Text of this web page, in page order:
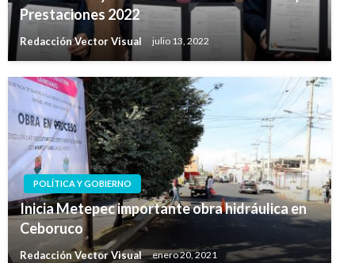
Prestaciones 2022
Redacción Vector Visual julio 13, 2022
POLÍTICA Y GOBIERNO
Inicia Metepec importante obra hidráulica en
Ceboruco
Redacción Vector Visual enero 20, 2021